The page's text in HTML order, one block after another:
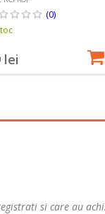
(0)
lei
si care au